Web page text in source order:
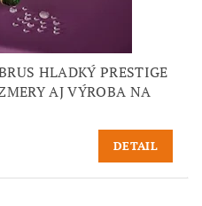
HLADKÝ PRESTIGE
AJ VÝROBA NA
DETAIL